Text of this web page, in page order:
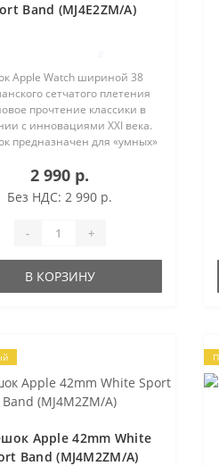
Band (MJ4E2ZM/A)
Apple Watch шириной 38
сетчатого плетения
прочтение классики в
с инновациями XXI века.
предназначен для «умных»
итальянском
в форме гладкой
2 990 р.
Без НДС: 2 990 р.
- +
В КОРЗИНУ
Apple 42mm White
Band (MJ4M2ZM/A)